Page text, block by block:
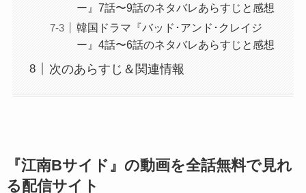
ー』7話〜9話のネタバレあらすじと感想
韓国ドラマ『バッド･アンド･クレイジ
ー』4話〜6話のネタバレあらすじと感想
次のあらすじ＆関連情報
『江南Bサイド』の動画を全話無料で見れ
る配信サイト